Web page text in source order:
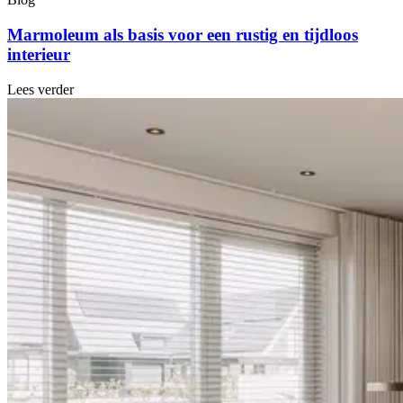
Marmoleum als basis voor een rustig en tijdloos
interieur
Lees verder